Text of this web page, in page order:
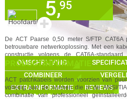
De ACT Paarse 0,50 meter S/FTP
betrouwbare netwerkoplossing. Met een
constructie volgens de CAT6A-
bandbreedte en snelle dataoverdracht. De
van een snagless-design voor
voor het verbinden van apparaten in kleinere
5,95
% STAFFELKORTING MOGELIJK
IN WINKELMAND
✓
✓
✓
GA NAAR
OMSCHRIJVING
COMBINEER
EXTRA INFORMATIE
REVIEWS
SPECIFICATIES
✚
PRODUCTINFORMATIE
ACT patchkabels worden voorzien van
volledig aan de normen die in de ANSI/
combinatie van professioneel